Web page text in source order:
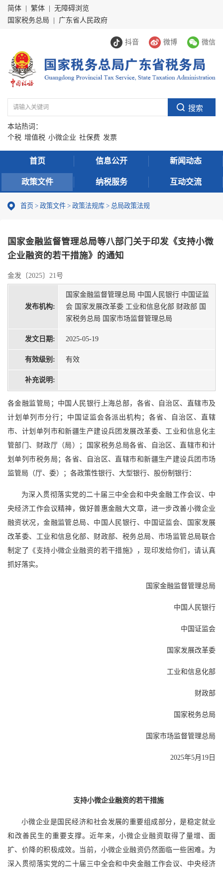
简体 繁体
无障碍浏览
国家税务总局
广东省人民政府
抖音 微博 微信
本站热词：
个税 增值税 小微企业 社保费 发票
首页 信息公开 新闻动态
政策文件 纳税服务 互动交流
首页 > 政策文件 > 政策法规库 > 总局政策法规
国家金融监督管理总局等八部门关于印发《支持小微
企业融资的若干措施》的通知
金发〔2025〕21号
发布机构:
国家金融监督管理总局 中国人民银行 中国证监
会 国家发展改革委 工业和信息化部 财政部 国
家税务总局 国家市场监督管理总局
发文日期: 2025-05-19
有效级别: 有效
补充说明:
各金融监管局；中国人民银行上海总部，各省、自治区、直辖市及
计划单列市分行；中国证监会各派出机构；各省、自治区、直辖
市、计划单列市和新疆生产建设兵团发展改革委、工业和信息化主
管部门、财政厅（局）；国家税务总局各省、自治区、直辖市和计
划单列市税务局；各省、自治区、直辖市和新疆生产建设兵团市场
监管局（厅、委）；各政策性银行、大型银行、股份制银行：
为深入贯彻落实党的二十届三中全会和中央金融工作会议、中
央经济工作会议精神，做好普惠金融大文章，进一步改善小微企业
融资状况，金融监管总局、中国人民银行、中国证监会、国家发展
改革委、工业和信息化部、财政部、税务总局、市场监管总局联合
制定了《支持小微企业融资的若干措施》，现印发给你们，请认真
抓好落实。
国家金融监督管理总局
中国人民银行
中国证监会
国家发展改革委
工业和信息化部
财政部
国家税务总局
国家市场监督管理总局
2025年5月19日
支持小微企业融资的若干措施
小微企业是国民经济和社会发展的重要组成部分，是稳定就业
和改善民生的重要支撑。近年来，小微企业融资取得了量增、面
扩、价降的积极成效。当前，小微企业融资仍然面临一些困难。为
深入贯彻落实党的二十届三中全会和中央金融工作会议、中央经济